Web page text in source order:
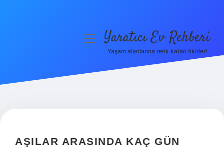
Hakkımızda
menüyüYaratıcı Ev Rehberi
Yaşam alanlarına renk katan fikirler!
AŞILAR ARASINDA KAÇ GÜN